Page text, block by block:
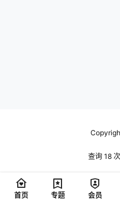
查询 18
首页 专题 会员